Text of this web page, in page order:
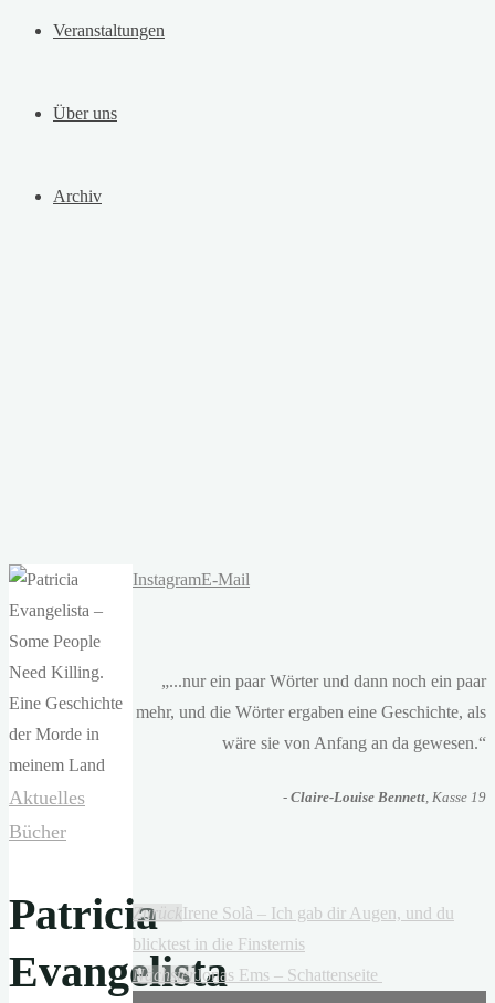
Veranstaltungen
Über uns
Archiv
Aktuelles
Bücher
Patricia
Evangelista
InstagramE-Mail
„...nur ein paar Wörter und dann noch ein paar
mehr, und die Wörter ergaben eine Geschichte, als
wäre sie von Anfang an da gewesen.“
- Claire-Louise Bennett, Kasse 19
ZurückIrene Solà – Ich gab dir Augen, und du
blicktest in die Finsternis
NächsterJonas Ems – Schattenseite